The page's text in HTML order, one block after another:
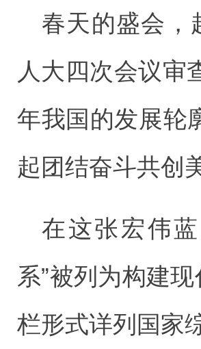
春天的盛会，
人大四次会议审
年我国的发展轮
起团结奋斗共创
在这张宏伟
系”被列为构建
栏形式详列国家